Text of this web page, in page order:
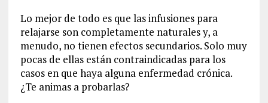
Lo mejor de todo es que las infusiones para
relajarse son completamente naturales y, a
menudo, no tienen efectos secundarios. Solo muy
pocas de ellas están contraindicadas para los
casos en que haya alguna enfermedad crónica.
¿Te animas a probarlas?